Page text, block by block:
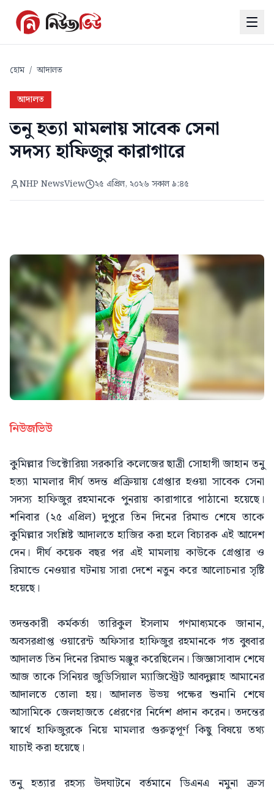
হোম / আদালত
আদালত
তনু হত্যা মামলায় সাবেক সেনা
সদস্য হাফিজুর কারাগারে
NHP NewsView ২৫ এপ্রিল, ২০২৬ সকাল ৯:৪৫
নিউজভিউ
কুমিল্লার ভিক্টোরিয়া সরকারি কলেজের ছাত্রী সোহাগী জাহান তনু
হত্যা মামলার দীর্ঘ তদন্ত প্রক্রিয়ায় গ্রেপ্তার হওয়া সাবেক সেনা
সদস্য হাফিজুর রহমানকে পুনরায় কারাগারে পাঠানো হয়েছে।
শনিবার (২৫ এপ্রিল) দুপুরে তিন দিনের রিমান্ড শেষে তাকে
কুমিল্লার সংশ্লিষ্ট আদালতে হাজির করা হলে বিচারক এই আদেশ
দেন। দীর্ঘ কয়েক বছর পর এই মামলায় কাউকে গ্রেপ্তার ও
রিমান্ডে নেওয়ার ঘটনায় সারা দেশে নতুন করে আলোচনার সৃষ্টি
হয়েছে।
তদন্তকারী কর্মকর্তা তারিকুল ইসলাম গণমাধ্যমকে জানান,
অবসরপ্রাপ্ত ওয়ারেন্ট অফিসার হাফিজুর রহমানকে গত বুধবার
আদালত তিন দিনের রিমান্ড মঞ্জুর করেছিলেন। জিজ্ঞাসাবাদ শেষে
আজ তাকে সিনিয়র জুডিসিয়াল ম্যাজিস্ট্রেট আবদুল্লাহ আমানের
আদালতে তোলা হয়। আদালত উভয় পক্ষের শুনানি শেষে
আসামিকে জেলহাজতে প্রেরণের নির্দেশ প্রদান করেন। তদন্তের
স্বার্থে হাফিজুরকে নিয়ে মামলার গুরুত্বপূর্ণ কিছু বিষয়ে তথ্য
যাচাই করা হয়েছে।
তনু হত্যার রহস্য উদঘাটনে বর্তমানে ডিএনএ নমুনা ক্রস